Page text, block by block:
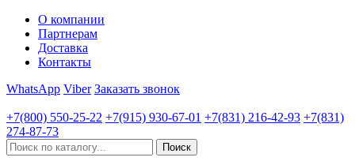
О компании
Партнерам
Доставка
Контакты
WhatsApp Viber Заказать звонок
+7(800) 550-25-22 +7(915) 930-67-01 +7(831) 216-42-93 +7(831)
274-87-73